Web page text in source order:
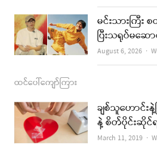
မင်းသားကြီး
ပြီးသရုပ်မဆေ
August 6, 2026
ထင်ပေါ်ကျော်ကြား
ချစ်သူဟောင်း
နဲ့ စိတ်ပိုင်းဆို
March 11, 2019